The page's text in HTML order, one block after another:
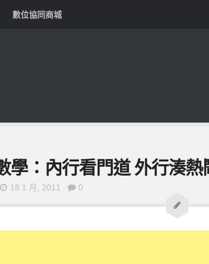
數位協同商城
學：內行看門道 外行湊熱
18 1 月, 2011 0